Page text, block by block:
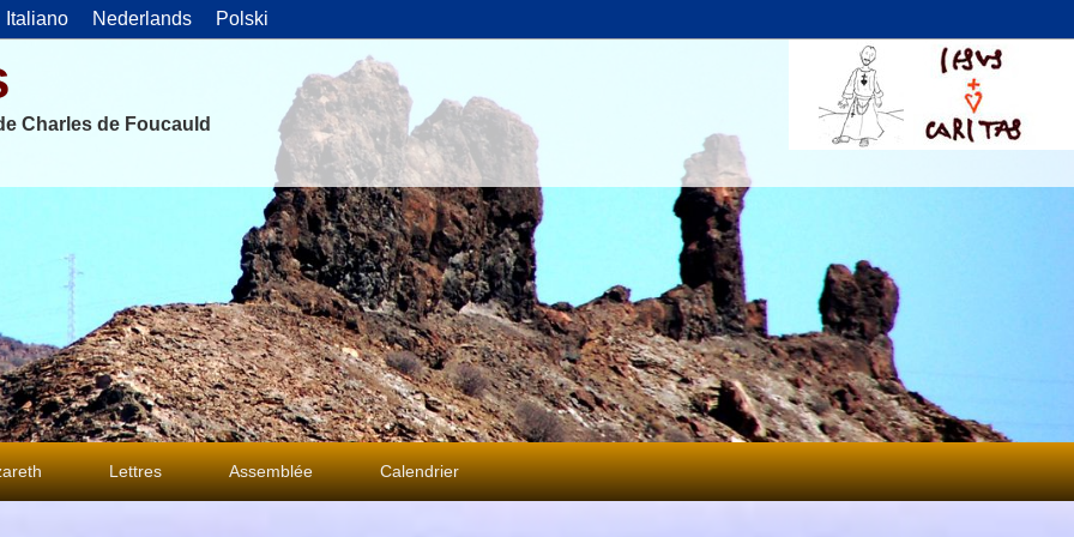
Italiano Nederlands Polski
Charles de Foucauld
Lettres Assemblée Calendrier